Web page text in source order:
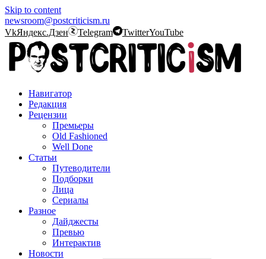
Skip to content
newsroom@postcriticism.ru
VkЯндекс.Дзен Telegram TwitterYouTube
Навигатор
Редакция
Рецензии
Премьеры
Old Fashioned
Well Done
Статьи
Путеводители
Подборки
Лица
Сериалы
Разное
Дайджесты
Превью
Интерактив
Новости